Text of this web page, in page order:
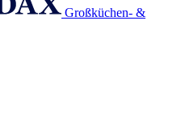
Großküchen- &